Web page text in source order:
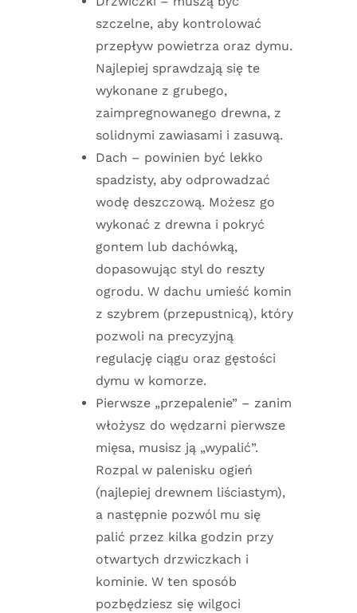
szczelne, aby kontrolować
przepływ powietrza oraz dymu.
Najlepiej sprawdzają się te
wykonane z grubego,
zaimpregnowanego drewna, z
solidnymi zawiasami i zasuwą.
Dach – powinien być lekko
spadzisty, aby odprowadzać
wodę deszczową. Możesz go
wykonać z drewna i pokryć
gontem lub dachówką,
dopasowując styl do reszty
ogrodu. W dachu umieść komin
z szybrem (przepustnicą), który
pozwoli na precyzyjną
regulację ciągu oraz gęstości
dymu w komorze.
Pierwsze „przepalenie” – zanim
włożysz do wędzarni pierwsze
mięsa, musisz ją „wypalić”.
Rozpal w palenisku ogień
(najlepiej drewnem liściastym),
a następnie pozwól mu się
palić przez kilka godzin przy
otwartych drzwiczkach i
kominie. W ten sposób
pozbędziesz się wilgoci